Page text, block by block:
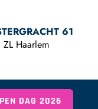
61
Haarlem
DAG 2026